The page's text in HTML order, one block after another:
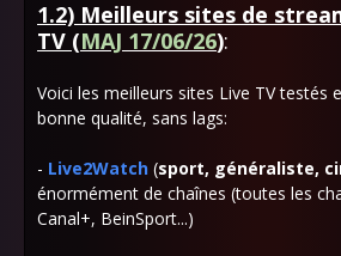
1.2) Meilleurs sites de
TV (MAJ 17/06/26):
Voici les meilleurs sites Live TV testés
bonne qualité, sans lags:
- Live2Watch (sport, généraliste,
énormément de chaînes (toutes les
Canal+, BeinSport...)